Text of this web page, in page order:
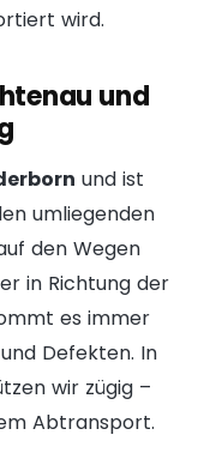
wird.
und
und ist
umliegenden
den Wegen
in Richtung der
es immer
Defekten. In
wir zügig –
Abtransport.